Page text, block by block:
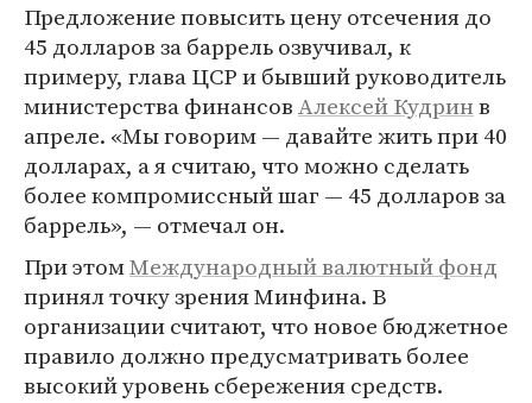
Предложение повысить цену отсечения до
45 долларов за баррель озвучивал, к
примеру, глава ЦСР и бывший руководитель
министерства финансовАлексей Кудринв
апреле. «Мы говорим — давайте жить при 40
долларах, а я считаю, что можно сделать
более компромиссный шаг — 45 долларов за
баррель», — отмечал он.
При этомМеждународный валютный фонд
принял точку зрения Минфина. В
организации считают, что новое бюджетное
правило должно предусматривать более
высокий уровень сбережения средств.